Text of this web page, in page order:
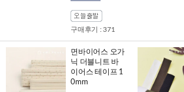
구매후기 : 371
면바이어스 오가
닉 더블니트 바
이어스 테이프 1
0mm